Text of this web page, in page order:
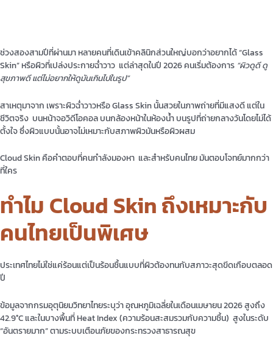
ช่วงสองสามปีที่ผ่านมา หลายคนที่เดินเข้าคลินิกส่วนใหญ่บอกว่าอยากได้ “Glass
Skin” หรือผิวที่เปล่งประกายฉ่ำวาว แต่ล่าสุดในปี 2026 คนเริ่มต้องการ “ผิวดูดี ดู
สุขภาพดี แต่ไม่อยากให้ดูมันเกินไปในรูป”
สาเหตุมาจาก เพราะผิวฉ่ำวาวหรือ Glass Skin นั้นสวยในภาพถ่ายที่มีแสงดี แต่ใน
ชีวิตจริง บนหน้าจอวิดีโอคอล บนกล้องหน้าในห้องน้ำ บนรูปที่ถ่ายกลางวันโดยไม่ได้
ตั้งใจ ซึ่งผิวแบบนั้นอาจไม่เหมาะกับสภาพผิวมันหรือผิวผสม
Cloud Skin คือคำตอบที่คนกำลังมองหา และสำหรับคนไทย มันตอบโจทย์มากกว่า
ที่ใคร
ทำไม Cloud Skin ถึงเหมาะกับ
คนไทยเป็นพิเศษ
ประเทศไทยไม่ใช่แค่ร้อนแต่เป็นร้อนชื้นแบบที่ผิวต้องทนกับสภาวะสุดขีดเกือบตลอด
ปี
ข้อมูลจากกรมอุตุนิยมวิทยาไทยระบุว่า อุณหภูมิเฉลี่ยในเดือนเมษายน 2026 สูงถึง
42.9°C และในบางพื้นที่ Heat Index (ความร้อนสะสมรวมกับความชื้น) สูงในระดับ
“อันตรายมาก” ตามระบบเตือนภัยของกระทรวงสาธารณสุข